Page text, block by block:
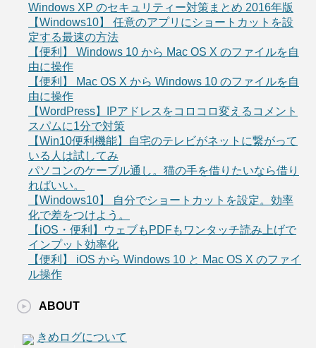
Windows XP のセキュリティー対策まとめ 2016年版
【Windows10】 任意のアプリにショートカットを設
定する最速の方法
【便利】 Windows 10 から Mac OS X のファイルを自
由に操作
【便利】 Mac OS X から Windows 10 のファイルを自
由に操作
【WordPress】IPアドレスをコロコロ変えるコメント
スパムに1分で対策
【Win10便利機能】自宅のテレビがネットに繋がって
いる人は試してみ
パソコンのケーブル通し。猫の手を借りたいなら借り
ればいい。
【Windows10】 自分でショートカットを設定。効率
化で差をつけよう。
【iOS・便利】ウェブもPDFもワンタッチ読み上げで
インプット効率化
【便利】 iOS から Windows 10 と Mac OS X のファイ
ル操作
ABOUT
きめログについて